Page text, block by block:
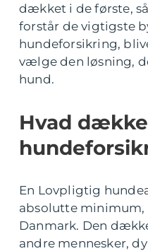
dækket i de første,
forstår de vigtigste
hundeforsikring,
vælge den løsning,
hund.
Hvad
En Lovpligtig
absolutte minimum,
Danmark. Den
andre mennesker,